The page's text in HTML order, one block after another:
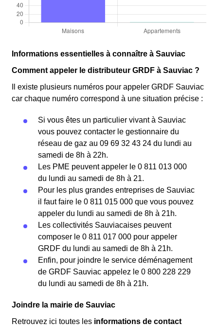
Informations essentielles à connaître à Sauviac
Comment appeler le distributeur GRDF à Sauviac ?
Il existe plusieurs numéros pour appeler GRDF Sauviac
car chaque numéro correspond à une situation précise :
Si vous êtes un particulier vivant à Sauviac
vous pouvez contacter le gestionnaire du
réseau de gaz au 09 69 32 43 24 du lundi au
samedi de 8h à 22h.
Les PME peuvent appeler le 0 811 013 000
du lundi au samedi de 8h à 21.
Pour les plus grandes entreprises de Sauviac
il faut faire le 0 811 015 000 que vous pouvez
appeler du lundi au samedi de 8h à 21h.
Les collectivités Sauviacaises peuvent
composer le 0 811 017 000 pour appeler
GRDF du lundi au samedi de 8h à 21h.
Enfin, pour joindre le service déménagement
de GRDF Sauviac appelez le 0 800 228 229
du lundi au samedi de 8h à 21h.
Joindre la mairie de Sauviac
Retrouvez ici toutes les informations de contact